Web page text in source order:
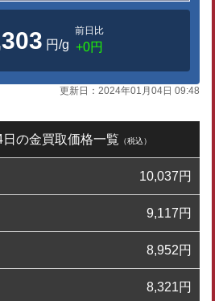
円/g
前日比
+0円
更新日： 2024年01月04日 09:48
の金買取価格一覧 （税込）
10,037円
9,117円
8,952円
8,321円